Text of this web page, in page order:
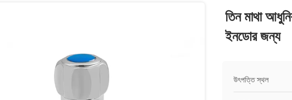
তিন মাথা
ইনডোর জন্য
উৎপত্তি স্থল